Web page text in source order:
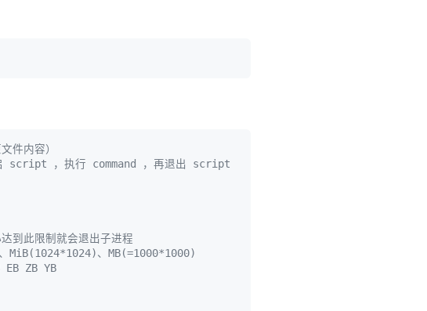
件内容）
启 script ，执行 command ，再退出 script
到此限制就会退出子进程
MiB(1024*1024)、MB(=1000*1000)
ZB YB